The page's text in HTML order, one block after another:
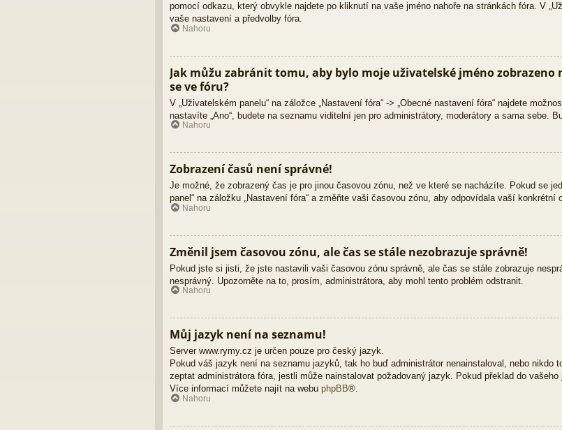
pomocí odkazu, který obvykle najdete po kliknutí na vaše jméno nahoře na stránkách fóra. V
vaše nastavení a předvolby fóra.
Nahoru
Jak můžu zabránit tomu, aby bylo moje uživatelské jméno
se ve fóru?
V „Uživatelském panelu“ na záložce „Nastavení fóra“ -> „Obecné nastavení fóra“ najdete
nastavíte „Ano“, budete na seznamu viditelní jen pro administrátory, moderátory a sama sebe.
Nahoru
Zobrazení časů není správné!
Je možné, že zobrazený čas je pro jinou časovou zónu, než ve které se nacházíte. Pokud se
panel“ na záložku „Nastavení fóra“ a změňte vaši časovou zónu, aby odpovídala vaší
Nahoru
Změnil jsem časovou zónu, ale čas se stále nezobrazuje správně!
Pokud jste si jisti, že jste nastavili vaši časovou zónu správně, ale čas se stále zobrazuje
nesprávný. Upozorněte na to, prosím, administrátora, aby mohl tento problém odstranit.
Nahoru
Můj jazyk není na seznamu!
Server www.rymy.cz je určen pouze pro český jazyk.
Pokud váš jazyk není na seznamu jazyků, tak ho buď administrátor nenainstaloval, nebo nikdo
zeptat administrátora fóra, jestli může nainstalovat požadovaný jazyk. Pokud překlad do
Více informací můžete najít na webu phpBB®.
Nahoru